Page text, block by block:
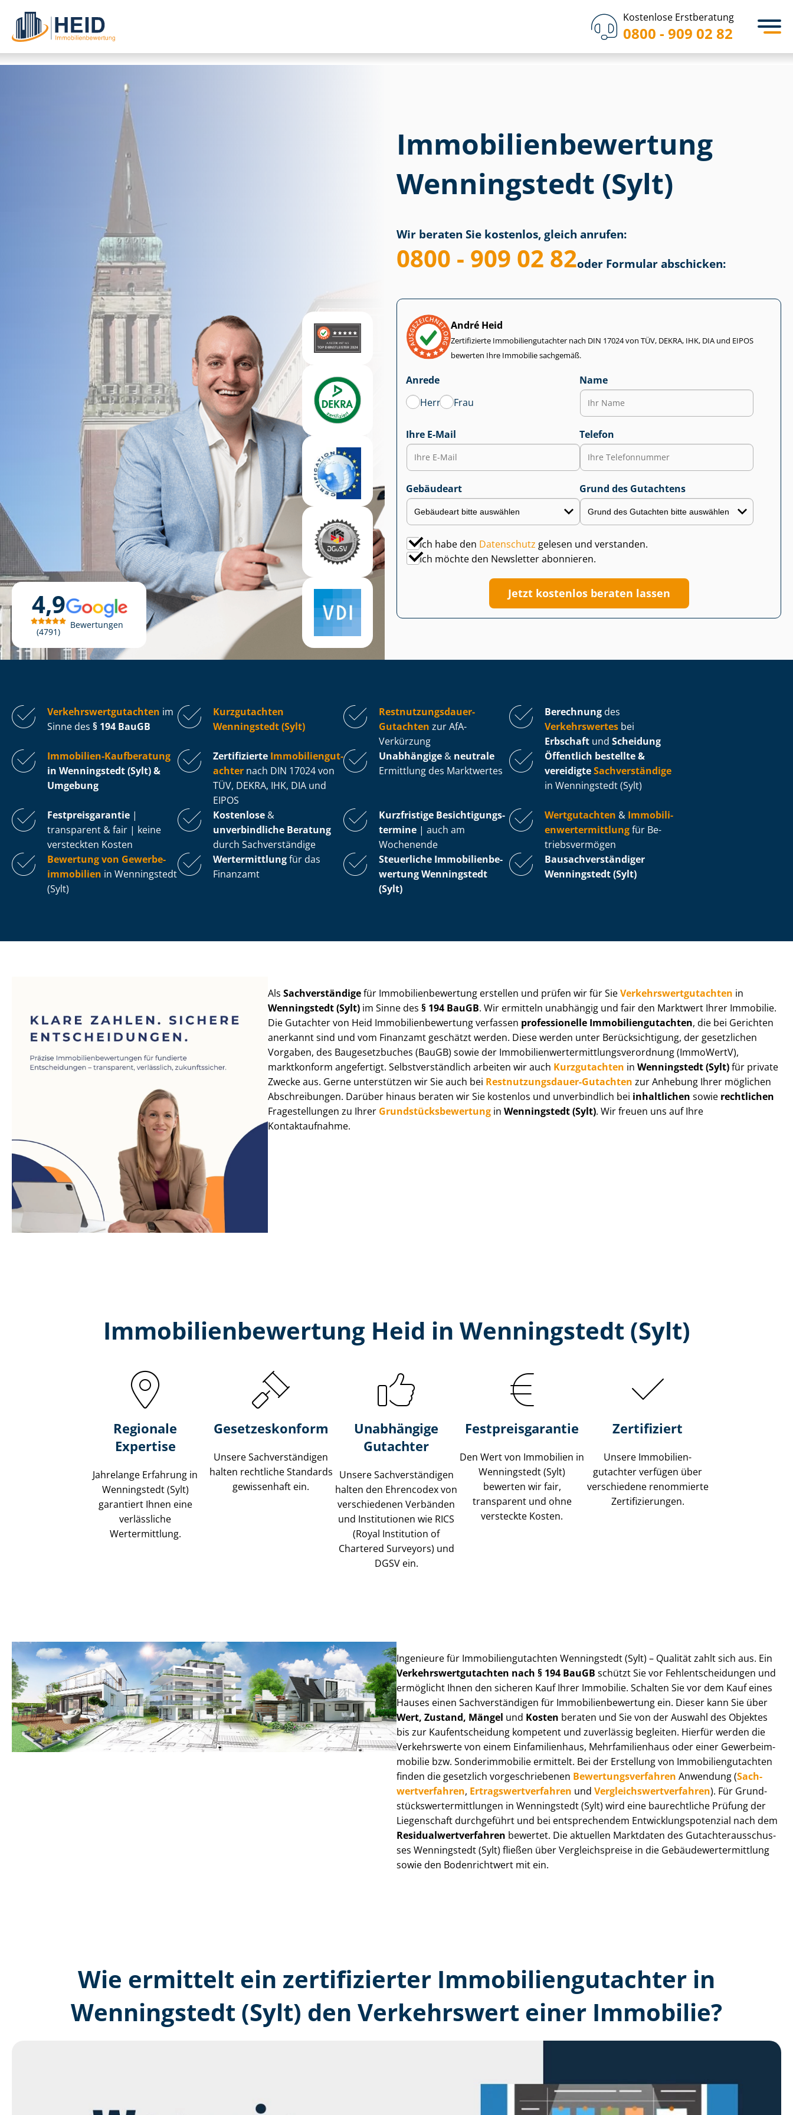
Kostenlose Erstberatung
0800 - 909 02 82
4,9
4791
Bewertungen
Immobilien­bewertung
Wenningstedt (Sylt)
Wir beraten Sie kostenlos, gleich anrufen:
0800 - 909 02 82oder Formular abschicken:
André Heid
Zertifizierte Im­mo­bi­li­en­gut­ach­ter nach DIN 17024 von TÜV, DEKRA, IHK, DIA und EIPOS
bewerten Ihre Immobilie sachgemäß.
Anrede
Herr
Frau
Name
Ihre E-Mail Telefon
Gebäudeart Grund des Gutachtens
Ich habe den Datenschutz gelesen und verstanden.
Ich möchte den Newsletter abonnieren.
Jetzt kostenlos beraten lassen
Ver­kehrs­wert­gut­ach­ten im
Sinne des § 194 BauGB
Kurzgutachten
Wenningstedt (Sylt)
Rest­nut­zungs­dau­er-
Gutachten zur AfA-
Verkürzung
Berechnung des
Verkehrswertes bei
Erbschaft und Scheidung
Immobilien-Kaufberatung
in Wenningstedt (Sylt) &
Umgebung
Zertifizierte Im­mo­bi­li­en­gut­
ach­ter nach DIN 17024 von
TÜV, DEKRA, IHK, DIA und
EIPOS
Unabhängige & neutrale
Ermittlung des Marktwertes
Öffentlich bestellte &
vereidigteSachverständige
in Wenningstedt (Sylt)
Fest­preis­ga­ran­tie |
transparent & fair | keine
versteckten Kosten
Kostenlose &
unverbindliche Beratung
durch Sachverständige
Kurzfristige Be­sich­ti­gungs­
ter­mi­ne | auch am
Wochenende
Wertgutachten & Im­mo­bi­li­
en­wert­ermitt­lungfür Be­
triebs­ver­mö­gen
Bewertung von Ge­wer­be­
im­mo­bi­li­en in Wenningstedt
(Sylt)
Wertermittlungfür das
Finanzamt
Steuerliche Im­mo­bi­li­en­be­
wer­tungWenningstedt
(Sylt)
Bau­sach­ver­stän­di­ger
Wenningstedt (Sylt)
AlsSachverständigefür Im­mo­bi­li­en­be­wer­tung erstellen und prüfen wir für SieVer­kehrs­wert­gut­ach­ten in
Wenningstedt (Sylt) im Sinne des§ 194 BauGB. Wir ermitteln unabhängig und fair den Marktwert Ihrer Immobilie.
Die Gutachter von Heid Im­mo­bi­li­en­be­wer­tung verfassen professionelle Im­mo­bi­li­en­gut­ach­ten, die bei Gerichten
anerkannt sind und vom Finanzamt geschätzt werden. Diese werden unter Be­rück­sich­ti­gung, der gesetzlichen
Vorgaben, des Baugesetzbuches (BauGB) sowie der Im­mo­bi­li­en­wert­ermitt­lungs­ver­ord­nung (ImmoWertV),
marktkonform angefertigt. Selbst­ver­ständ­lich arbeiten wir auch Kurzgutachten in Wenningstedt (Sylt)für private
Zwecke aus. Gerne unterstützen wir Sie auch bei Rest­nut­zungs­dau­er-Gutachten zur Anhebung Ihrer möglichen
Abschreibungen. Darüber hinaus beraten wir Sie kostenlos und unverbindlich bei inhaltlichen sowie rechtlichen
Fragestellungen zu Ihrer Grund­stücks­be­wer­tung inWenningstedt (Sylt). Wir freuen uns auf Ihre
Kontaktaufnahme.
Immobilien­bewertung Heid in Wenningstedt (Sylt)
Regionale
Expertise
Jahrelange Erfahrung in
Wenningstedt (Sylt)
garantiert Ihnen eine
verlässliche
Wertermittlung.
Gesetzes­konform
Unsere Sach­ver­stän­di­gen
halten rechtliche Standards
gewissenhaft ein.
Unabhängige
Gutachter
Unsere Sach­ver­stän­di­gen
halten den Ehrencodex von
verschiedenen Verbänden
und Institutionen wie RICS
(Royal Institution of
Chartered Surveyors) und
DGSV ein.
Festpreis​garantie
Den Wert von Immobilien in
Wenningstedt (Sylt)
bewerten wir fair,
transparent und ohne
versteckte Kosten.
Zertifiziert
Unsere Immobilien­
gutachter verfügen über
verschiedene renommierte
Zer­ti­fi­zie­run­gen.
Ingenieure für Im­mo­bi­li­en­gut­ach­ten Wenningstedt (Sylt) – Qualität zahlt sich aus. Ein
Ver­kehrs­wert­gut­ach­ten nach § 194 BauGB schützt Sie vor Fehl­ent­schei­dun­gen und
ermöglicht Ihnen den sicheren Kauf Ihrer Immobilie. Schalten Sie vor dem Kauf eines
Hauses einen Sach­ver­stän­di­gen für Im­mo­bi­li­en­be­wer­tung ein. Dieser kann Sie über
Wert, Zustand, Mängel und Kosten beraten und Sie von der Auswahl des Objektes
bis zur Kauf­ent­schei­dung kompetent und zuverlässig begleiten. Hierfür werden die
Verkehrswerte von einem Einfamilienhaus, Mehr­fa­mi­li­en­haus oder einer Ge­wer­be­im­
mo­bi­lie bzw. Sonderimmobilie ermittelt. Bei der Erstellung von Im­mo­bi­li­en­gut­ach­ten
finden die gesetzlich vor­ge­schrie­be­nen Be­wer­tungs­ver­fah­ren Anwendung (Sach­
wert­ver­fah­ren, Er­trags­wert­ver­fah­ren und Ver­gleichs­wert­ver­fah­ren). Für Grund­
stücks­wert­ermitt­lun­gen in Wenningstedt (Sylt) wird eine baurechtliche Prüfung der
Liegenschaft durchgeführt und bei entsprechendem Ent­wick­lungs­po­ten­zi­al nach dem
Re­si­du­al­wert­ver­fah­ren bewertet. Die aktuellen Marktdaten des Gut­ach­ter­aus­schus­
ses Wenningstedt (Sylt) fließen über Ver­gleichs­prei­se in die Ge­bäu­de­wert­ermitt­lung
sowie den Bodenrichtwert mit ein.
Wie ermittelt ein zertifizierter Immobilien­gutachter in
Wenningstedt (Sylt) den Verkehrswert einer Immobilie?